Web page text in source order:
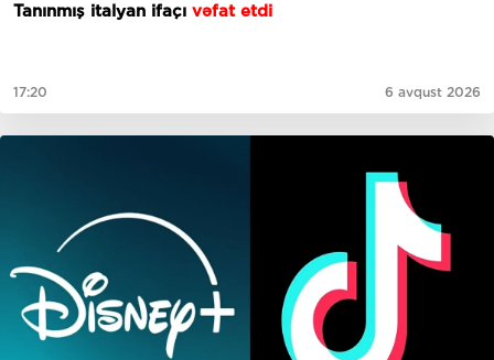
Tanınmış italyan ifaçı vəfat etdi
17:20 6 avqust 2026